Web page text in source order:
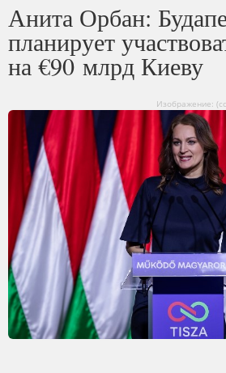
Анита Орбан:
планирует
на €90 млрд Киеву
Изображение: